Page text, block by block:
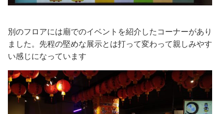
別のフロアには廟でのイベントを紹介したコーナーがあり
ました。先程の堅めな展示とは打って変わって親しみやす
い感じになっています